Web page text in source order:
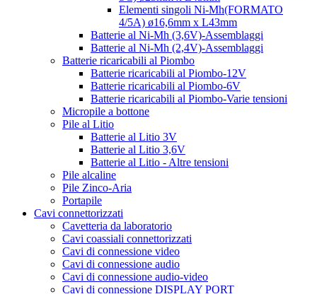
Elementi singoli Ni-Mh(FORMATO
4/5A) ø16,6mm x L43mm
Batterie al Ni-Mh (3,6V)-Assemblaggi
Batterie al Ni-Mh (2,4V)-Assemblaggi
Batterie ricaricabili al Piombo
Batterie ricaricabili al Piombo-12V
Batterie ricaricabili al Piombo-6V
Batterie ricaricabili al Piombo-Varie tensioni
Micropile a bottone
Pile al Litio
Batterie al Litio 3V
Batterie al Litio 3,6V
Batterie al Litio - Altre tensioni
Pile alcaline
Pile Zinco-Aria
Portapile
Cavi connettorizzati
Cavetteria da laboratorio
Cavi coassiali connettorizzati
Cavi di connessione video
Cavi di connessione audio
Cavi di connessione audio-video
Cavi di connessione DISPLAY PORT